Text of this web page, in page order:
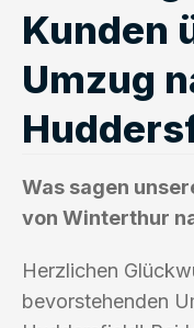
Kunden
Umzug
Was sagen
von Winterthur
Herzlichen
bevorstehenden